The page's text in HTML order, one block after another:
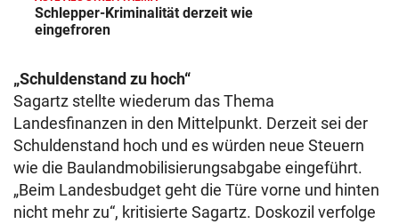
Schlepper-Kriminalität derzeit wie
eingefroren
„Schuldenstand zu hoch“
Sagartz stellte wiederum das Thema
Landesfinanzen in den Mittelpunkt. Derzeit sei der
Schuldenstand hoch und es würden neue Steuern
wie die Baulandmobilisierungsabgabe eingeführt.
„Beim Landesbudget geht die Türe vorne und hinten
nicht mehr zu“, kritisierte Sagartz. Doskozil verfolge